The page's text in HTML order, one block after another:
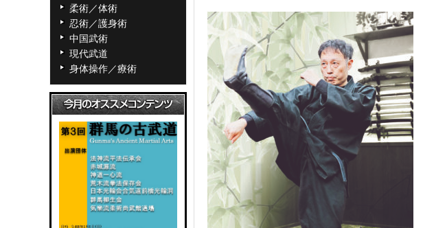
柔術／体術
忍術／護身術
中国武術
現代武道
身体操作／療術